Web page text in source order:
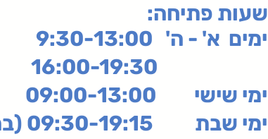
:שעות פתיחה
ימים א' - ה' 9:30-13:00
ימי שישי 09:00-13:00
ימי שבת 09:30-19:15 (בהזמנה מראש)